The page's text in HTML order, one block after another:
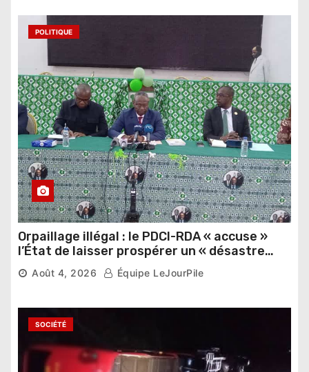
POLITIQUE
Orpaillage illégal : le PDCI-RDA « accuse »
l’État de laisser prospérer un « désastre
national »
Août 4, 2026 Équipe LeJourPile
SOCIÉTÉ